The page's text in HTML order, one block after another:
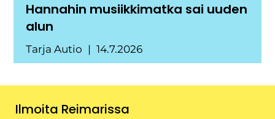
Hannahin musiikkimatka sai uuden
alun
Tarja Autio 14.7.2026
Ilmoita Reimarissa